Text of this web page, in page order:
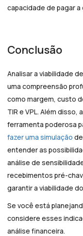
capacidade de pagar
Conclusão
Analisar a viabilidade
uma compreensão
como margem, custo
TIR e VPL. Além
ferramenta poderosa
fazer uma simulação
entender as
análise de
recebimentos pré-
garantir a viabilidade
Se você está
considere esses
análise financeira.